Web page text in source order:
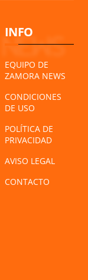
INFO
EQUIPO DE
ZAMORA NEWS
CONDICIONES
DE USO
POLÍTICA DE
PRIVACIDAD
AVISO LEGAL
CONTACTO